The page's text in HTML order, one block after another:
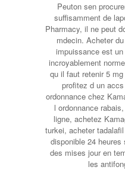
Peuton sen
suffisamment de
Pharmacy, il ne peut
mdecin. Acheter
impuissance est
incroyablement
qu il faut retenir 5
profitez d un
ordonnance chez
l ordonnance
ligne, achetez
turkei, acheter
disponible 24
des mises jour en
les